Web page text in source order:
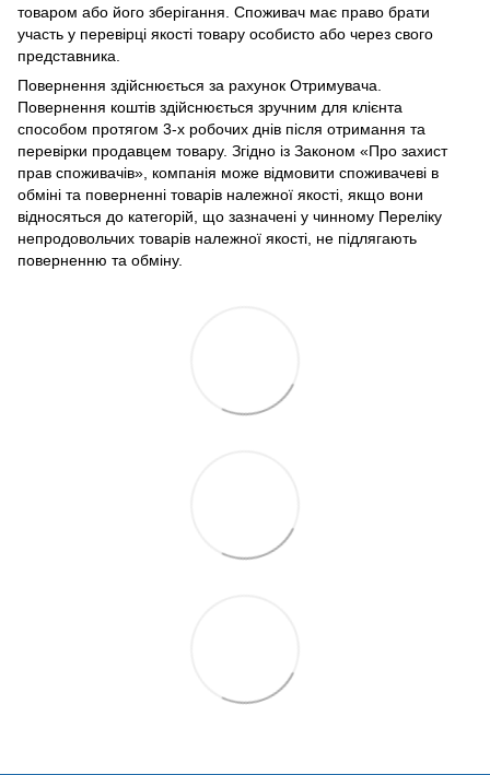
товаром або його зберігання. Споживач має право брати
участь у перевірці якості товару особисто або через свого
представника.
Повернення здійснюється за рахунок Отримувача.
Повернення коштів здійснюється зручним для клієнта
способом протягом 3-х робочих днів після отримання та
перевірки продавцем товару. Згідно із Законом «Про захист
прав споживачів», компанія може відмовити споживачеві в
обміні та поверненні товарів належної якості, якщо вони
відносяться до категорій, що зазначені у чинному Переліку
непродовольчих товарів належної якості, не підлягають
поверненню та обміну.